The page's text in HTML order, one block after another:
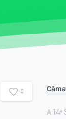
0
A